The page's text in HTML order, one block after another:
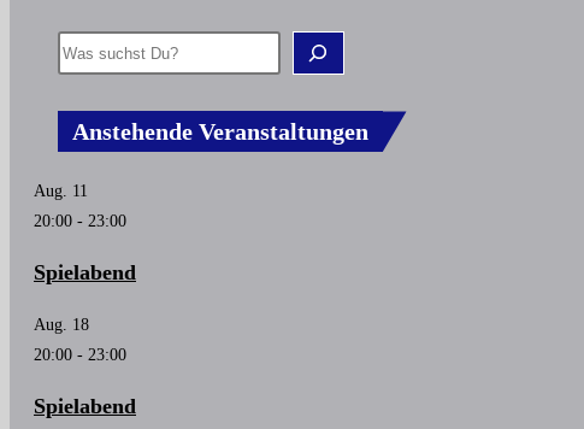
Anstehende Veranstaltungen
Aug. 11
20:00 - 23:00
Spielabend
Aug. 18
20:00 - 23:00
Spielabend